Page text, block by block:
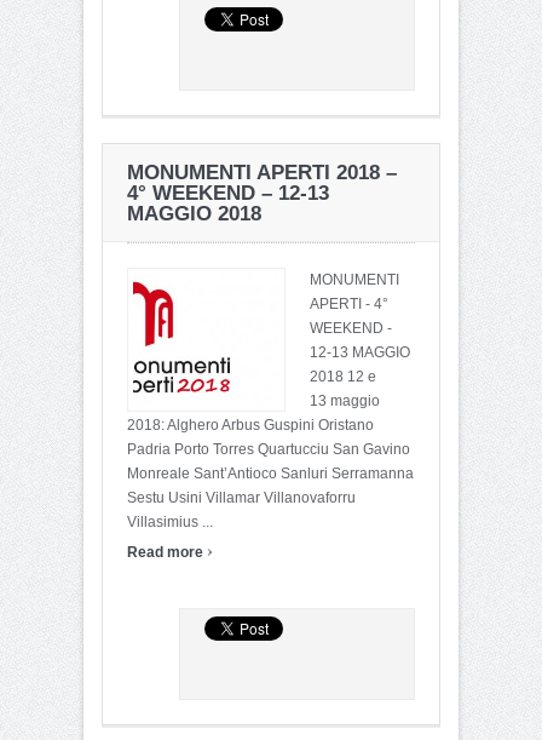
MONUMENTI APERTI 2018 –
4° WEEKEND – 12-13
MAGGIO 2018
MONUMENTI
APERTI - 4°
WEEKEND -
12-13 MAGGIO
2018 12 e
13 maggio
2018: Alghero Arbus Guspini Oristano
Padria Porto Torres Quartucciu San Gavino
Monreale Sant’Antioco Sanluri Serramanna
Sestu Usini Villamar Villanovaforru
Villasimius ...
Read more ›